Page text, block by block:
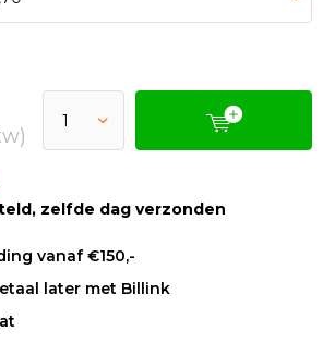
zelfde dag verzonden
vanaf €150,-
later met Billink